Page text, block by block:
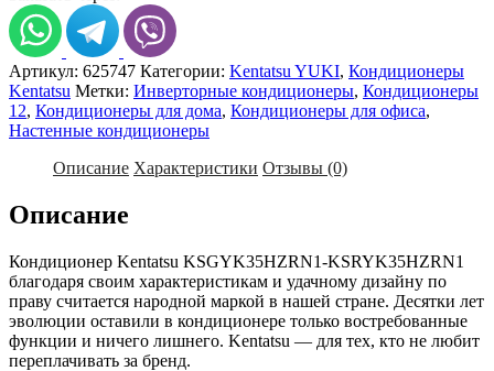
Kentatsu
KSGYK35HZRN1-
KSRYK35HZRN1
Артикул: 625747 Категории: Kentatsu YUKI, Кондиционеры
Kentatsu Метки: Инверторные кондиционеры, Кондиционеры
12, Кондиционеры для дома, Кондиционеры для офиса,
Настенные кондиционеры
Описание Характеристики Отзывы (0)
Описание
Кондиционер Kentatsu KSGYK35HZRN1-KSRYK35HZRN1
благодаря своим характеристикам и удачному дизайну по
праву считается народной маркой в нашей стране. Десятки лет
эволюции оставили в кондиционере только востребованные
функции и ничего лишнего. Kentatsu — для тех, кто не любит
переплачивать за бренд.